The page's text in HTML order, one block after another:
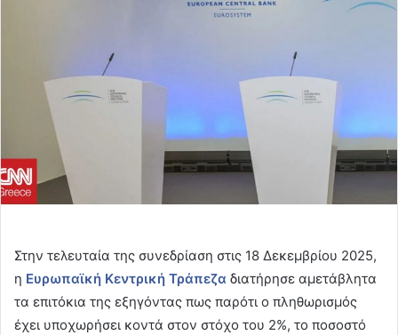
Στην τελευταία της συνεδρίαση στις 18 Δεκεμβρίου 2025,
η Ευρωπαϊκή Κεντρική Τράπεζα διατήρησε αμετάβλητα
τα επιτόκια της εξηγόντας πως παρότι ο πληθωρισμός
έχει υποχωρήσει κοντά στον στόχο του 2%, το ποσοστό